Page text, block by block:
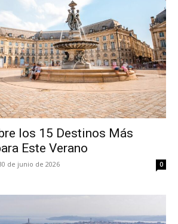
los 15 Destinos Más
Este Verano
de junio de 2026 0